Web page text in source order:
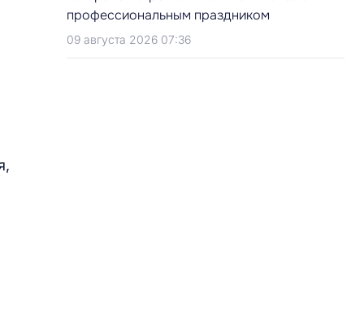
профессиональным праздником
09 августа 2026 07:36